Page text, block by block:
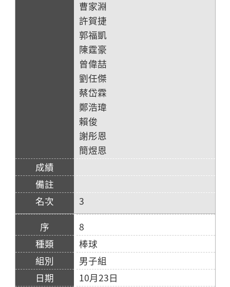
曹家淵
許賀捷
郭福凱
陳霆豪
曾偉喆
劉任傑
蔡岱霖
鄭浩瑋
賴俊
謝彤恩
簡煜恩
3
8
棒球
男子組
10月23日